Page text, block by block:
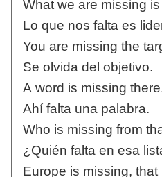
What we are missing
Lo que nos falta es
You are missing the
Se olvida del objetivo.
A word is missing
Ahí falta una palabra.
Who is missing from
¿Quién falta en esa
Europe is missing, that